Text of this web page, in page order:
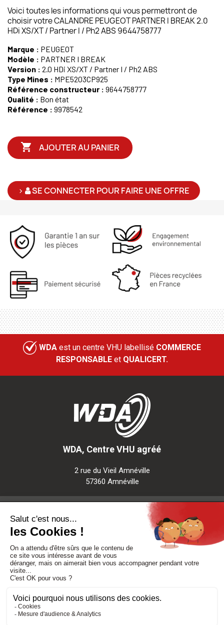
Voici toutes les informations qui vous permettront de
choisir votre CALANDRE PEUGEOT PARTNER I BREAK 2.0
HDi XS/XT / Partner I / Ph2 ABS 9644758777
Marque : PEUGEOT
Modèle : PARTNER I BREAK
Version : 2.0 HDi XS/XT / Partner I / Ph2 ABS
Type Mines : MPE5203CP925
Référence constructeur : 9644758777
Qualité : Bon état
Référence : 9978542
 AJOUTER AU PANIER
> SE CONNECTER POUR FAIRE UNE OFFRE
WDA est un centre VHU labellisé COMMERCE
RESPONSABLE et QUALICERT.
WDA, Centre VHU agréé
2 rue du Vieil Amnéville
57360 Amnéville
Besoin d'aide